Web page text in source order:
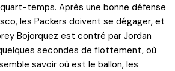
quart-temps. Après une bonne défense
les Packers doivent se dégager, et
Bojorquez est contré par Jordan
secondes de flottement, où
savoir où est le ballon, les